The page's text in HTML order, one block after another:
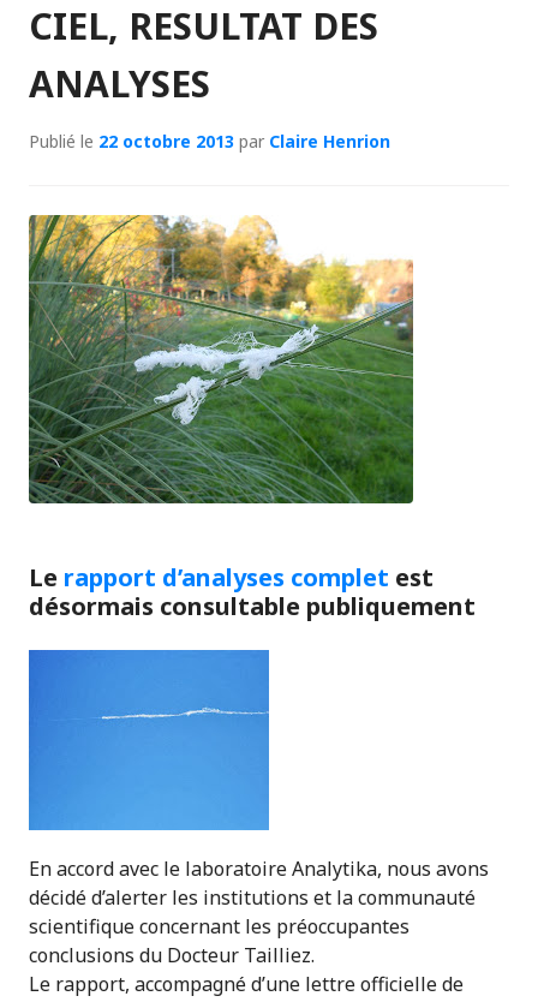
CIEL, RESULTAT DES
ANALYSES
Publié le 22 octobre 2013 par Claire Henrion
Le rapport d’analyses complet est
désormais consultable publiquement
En accord avec le laboratoire Analytika, nous avons
décidé d’alerter les institutions et la communauté
scientifique concernant les préoccupantes
conclusions du Docteur Tailliez.
Le rapport, accompagné d’une lettre officielle de